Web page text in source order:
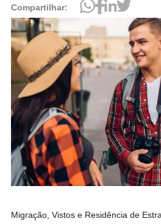
Compartilhar:
Migração, Vistos e Residência de